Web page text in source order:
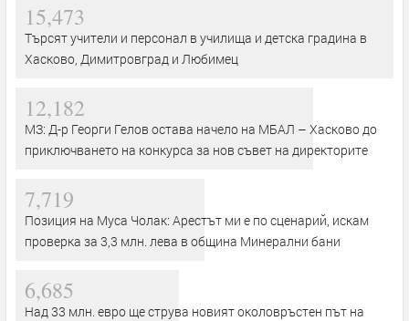
15,473
Търсят учители и персонал в училища и детска градина в
Хасково, Димитровград и Любимец
12,182
МЗ: Д-р Георги Гелов остава начело на МБАЛ – Хасково до
приключването на конкурса за нов съвет на директорите
7,719
Позиция на Муса Чолак: Арестът ми е по сценарий, искам
проверка за 3,3 млн. лева в община Минерални бани
6,685
Над 33 млн. евро ще струва новият околовръстен път на